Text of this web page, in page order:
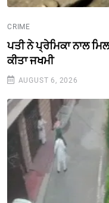
CRIME
ਪਤੀ ਨੇ ਪ੍ਰੇਮਿਕਾ ਨਾਲ
ਕੀਤਾ ਜਖਮੀ
AUGUST 6, 2026